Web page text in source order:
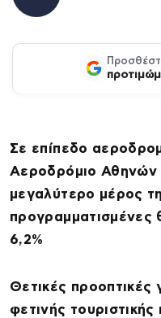
Σε επίπεδο
Αεροδρόμιο Αθηνών
μεγαλύτερο μέρος
προγραμματισμένες
6,2%
Θετικές
φετινής τουριστικής